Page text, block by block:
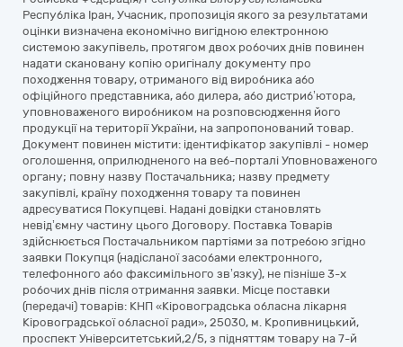
Республіка Іран, Учасник, пропозиція якого за результатами
оцінки визначена економічно вигідною електронною
системою закупівель, протягом двох робочих днів повинен
надати скановану копію оригіналу документу про
походження товару, отриманого від виробника або
офіційного представника, або дилера, або дистриб’ютора,
уповноваженого виробником на розповсюдження його
продукції на території України, на запропонований товар.
Документ повинен містити: ідентифікатор закупівлі - номер
оголошення, оприлюдненого на веб-порталі Уповноваженого
органу; повну назву Постачальника; назву предмету
закупівлі, країну походження товару та повинен
адресуватися Покупцеві. Надані довідки становлять
невід’ємну частину цього Договору. Поставка Товарів
здійснюється Постачальником партіями за потребою згідно
заявки Покупця (надісланої засобами електронного,
телефонного або факсимільного зв’язку), не пізніше 3-х
робочих днів після отримання заявки. Місце поставки
(передачі) товарів: КНП «Кіровоградська обласна лікарня
Кіровоградської обласної ради», 25030, м. Кропивницький,
проспект Університетський,2/5, з підняттям товару на 7-й